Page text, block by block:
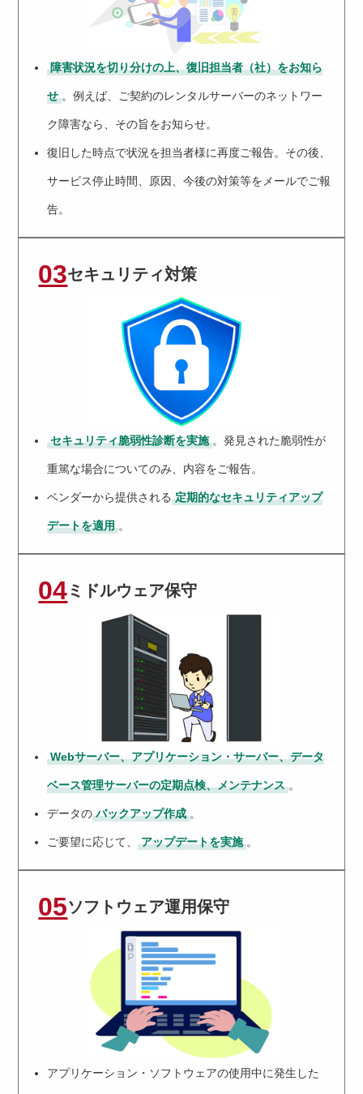
障害状況を切り分けの上、復旧担当者（社）をお知ら
せ 。例えば、ご契約のレンタルサーバーのネットワー
ク障害なら、その旨をお知らせ。
復旧した時点で状況を担当者様に再度ご報告。その後、
サービス停止時間、原因、今後の対策等をメールでご報
告。
03セキュリティ対策
セキュリティ脆弱性診断を実施 。発見された脆弱性が
重篤な場合についてのみ、内容をご報告。
ベンダーから提供される 定期的なセキュリティアップ
デートを適用 。
04ミドルウェア保守
Webサーバー、アプリケーション・サーバー、データ
ベース管理サーバーの定期点検、メンテナンス 。
データの バックアップ作成 。
ご要望に応じて、 アップデートを実施 。
05ソフトウェア運用保守
アプリケーション・ソフトウェアの使用中に発生した